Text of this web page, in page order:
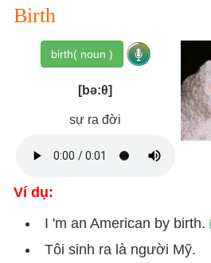
Birth
birth( noun )
[bə:θ]
sự ra đời
Ví dụ:
I 'm an American by birth.
Tôi sinh ra là người Mỹ.